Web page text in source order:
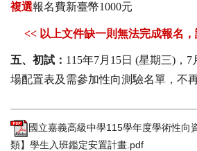
複選報名費新臺幣1000元
<< 以上文件缺一則無法完成報名
五、初試： 115年7月15日 (星期三)，
場配置表及需參加性向測驗名單，不
國立嘉義高級中學115學年度學術性向
類】學生入班鑑定安置計畫.pdf